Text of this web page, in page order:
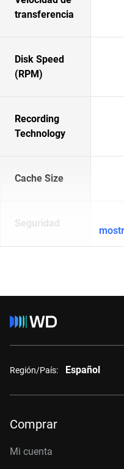
transferencia
Disk Speed
(RPM)
Recording
Technology
Cache Size
Seguridad
Región/País: Español
Comprar
Mi cuenta